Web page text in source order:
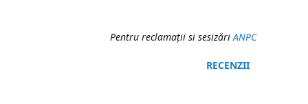
Pentru reclamaţii si sesizăriANPC
RECENZII